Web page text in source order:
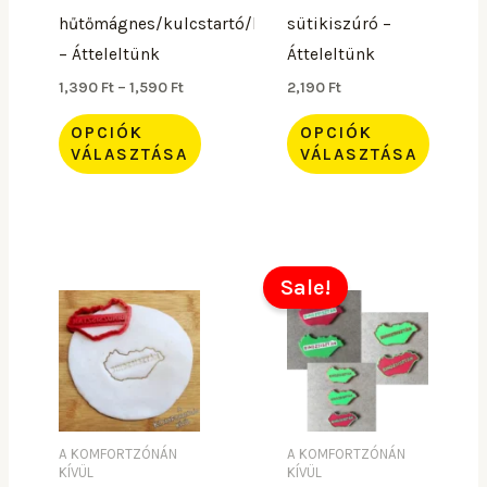
hűtőmágnes/kulcstartó/kitűző
– Átteleltünk
1,390 Ft – 1,590 Ft
OPCIÓK
VÁLASZTÁSA
a
termékoldalon
választhatók
ki
sütikiszúró –
Átteleltünk
2,190 Ft
OPCIÓK
VÁLASZTÁSA
a
termékoldalon
választhatók
ki
A KOMFORTZÓNÁN
KÍVÜL
Sale!
A KOMFORTZÓNÁN
KÍVÜL
Ennek
terméknek
több
variációja
A